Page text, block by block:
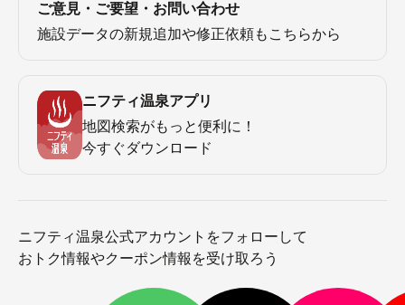
ご意見・ご要望・お問い合わせ
施設データの新規追加や修正依頼もこちらから
ニフティ温泉アプリ
地図検索がもっと便利に！
今すぐダウンロード
ニフティ温泉公式アカウントをフォローして
おトク情報やクーポン情報を受け取ろう